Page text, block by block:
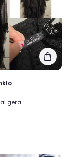
gera